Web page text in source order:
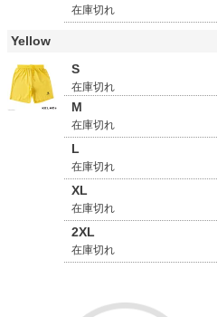
在庫切れ
Yellow
S
在庫切れ
M
在庫切れ
L
在庫切れ
XL
在庫切れ
2XL
在庫切れ